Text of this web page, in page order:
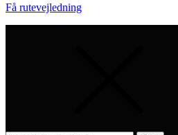
Få rutevejledning